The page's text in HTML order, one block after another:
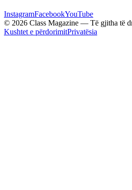
InstagramFacebookYouTube
© 2026 Class Magazine — Të gjitha të
Kushtet e përdorimitPrivatësia